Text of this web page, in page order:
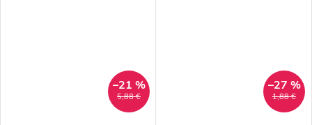
5,88 €
–21 %
1,88 €
–27 %